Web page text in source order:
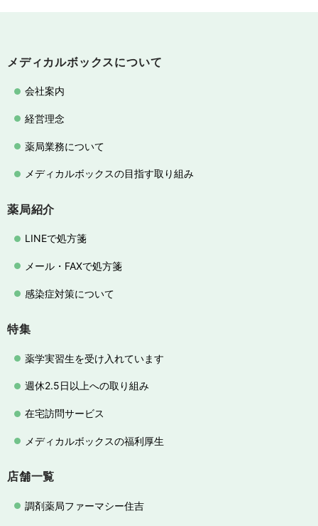
メディカルボックスについて
会社案内
経営理念
薬局業務について
メディカルボックスの目指す取り組み
薬局紹介
LINEで処方箋
メール・FAXで処方箋
感染症対策について
特集
薬学実習生を受け入れています
週休2.5日以上への取り組み
在宅訪問サービス
メディカルボックスの福利厚生
店舗一覧
調剤薬局ファーマシー住吉